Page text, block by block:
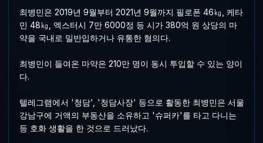
최병민은 2019년 9월부터 2021년 9월까지 필로폰 46㎏, 케타
민 48㎏, 엑스터시 7만 6000정 등 시가 380억 원 상당의 마
약을 국내로 밀반입하거나 유통한 혐의다.
최병민이 들여온 마약은 210만 명이 동시 투입할 수 있는 양이
다.
텔레그램에서 '청담', '청담사장' 등으로 활동한 최병민은 서울
강남구에 거액의 부동산을 소유하고 '슈퍼카'를 타고 다니는
등 호화 생활을 한 것으로 드러났다.